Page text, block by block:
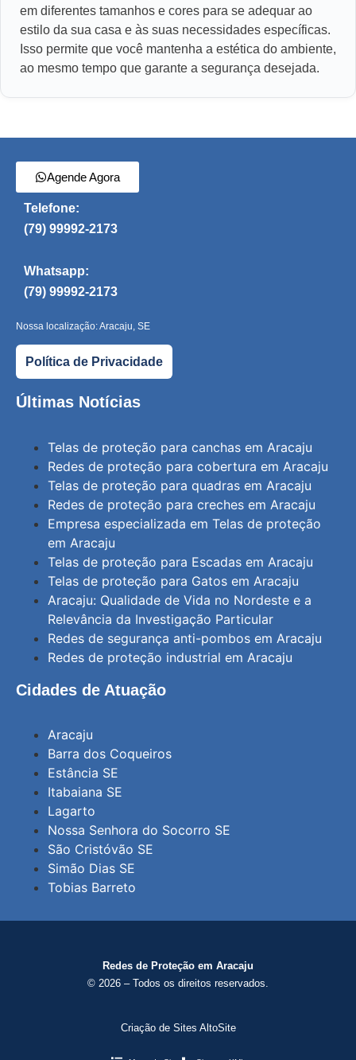
em diferentes tamanhos e cores para se adequar ao
estilo da sua casa e às suas necessidades específicas.
Isso permite que você mantenha a estética do ambiente,
ao mesmo tempo que garante a segurança desejada.
Agende Agora
Telefone:
(79) 99992-2173
Whatsapp:
(79) 99992-2173
Nossa localização: Aracaju, SE
Política de Privacidade
Últimas Notícias
Telas de proteção para canchas em Aracaju
Redes de proteção para cobertura em Aracaju
Telas de proteção para quadras em Aracaju
Redes de proteção para creches em Aracaju
Empresa especializada em Telas de proteção
em Aracaju
Telas de proteção para Escadas em Aracaju
Telas de proteção para Gatos em Aracaju
Aracaju: Qualidade de Vida no Nordeste e a
Relevância da Investigação Particular
Redes de segurança anti-pombos em Aracaju
Redes de proteção industrial em Aracaju
Cidades de Atuação
Aracaju
Barra dos Coqueiros
Estância SE
Itabaiana SE
Lagarto
Nossa Senhora do Socorro SE
São Cristóvão SE
Simão Dias SE
Tobias Barreto
Redes de Proteção em Aracaju
© 2026 – Todos os direitos reservados.
Criação de Sites AltoSite